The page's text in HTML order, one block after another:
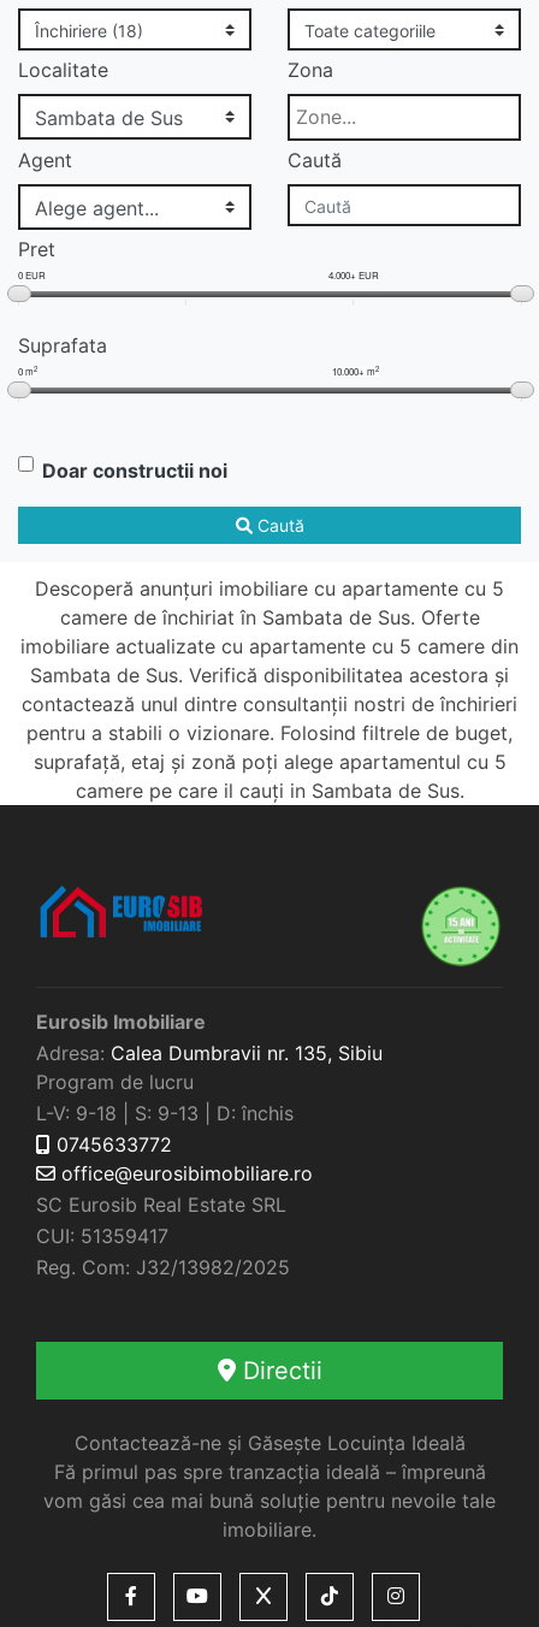
Localitate Zona
Agent Caută
Pret
0 EUR 4.000+ EUR
Suprafata
0 m2 10.000+ m2
Doar constructii noi
Caută
Descoperă anunțuri imobiliare cu apartamente cu 5
camere de închiriat în Sambata de Sus. Oferte
imobiliare actualizate cu apartamente cu 5 camere din
Sambata de Sus. Verifică disponibilitatea acestora și
contactează unul dintre consultanții nostri de închirieri
pentru a stabili o vizionare. Folosind filtrele de buget,
suprafață, etaj și zonă poți alege apartamentul cu 5
camere pe care il cauți in Sambata de Sus.
Eurosib Imobiliare
Adresa: Calea Dumbravii nr. 135, Sibiu
Program de lucru
L-V: 9-18 | S: 9-13 | D: închis
0745633772
office@eurosibimobiliare.ro
SC Eurosib Real Estate SRL
CUI: 51359417
Reg. Com: J32/13982/2025
Directii
Contactează-ne și Găsește Locuința Ideală
Fă primul pas spre tranzacția ideală – împreună
vom găsi cea mai bună soluție pentru nevoile tale
imobiliare.